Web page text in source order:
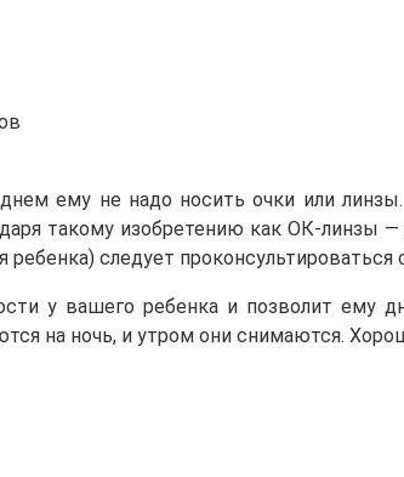
ему не надо носить очки или
такому изобретению как ОК-линзы
следует проконсультироваться
у вашего ребенка и позволит ему
на ночь, и утром они снимаются.